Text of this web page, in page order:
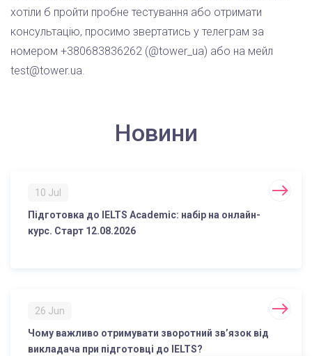
хотіли б пройти пробне тестування або отримати
консультацію, просимо звертатись у телеграм за
номером +380683836262 (@tower_ua) або на мейл
test@tower.ua.
Новини
10 Jul
Підготовка до IELTS Academic: набір на онлайн-
курс. Старт 12.08.2026
26 Jun
Чому важливо отримувати зворотний зв’язок від
викладача при підготовці до IELTS?